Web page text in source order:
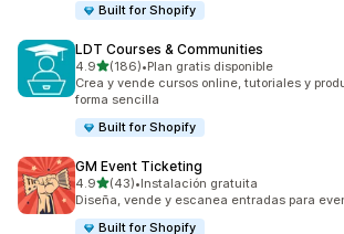
Built for Shopify
LDT Courses & Communities
4.9de 5 estrellas
(186)
186 reseñas en total
•Plan gratis disponible
Crea y vende cursos online, tutoriales y
forma sencilla
Built for Shopify
GM Event Ticketing
4.9de 5 estrellas
(43)
43 reseñas en total
•Instalación gratuita
Diseña, vende y escanea entradas para
Built for Shopify